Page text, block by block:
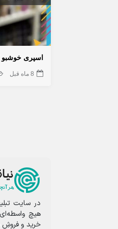
8 ماه قبل
در سایت
هیچ
خرید و فروشِ